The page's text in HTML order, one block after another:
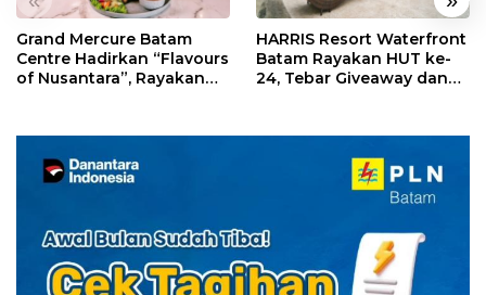
Grand Mercure Batam
Centre Hadirkan “Flavours
of Nusantara”, Rayakan
HARRIS Resort Waterfront
Batam Rayakan HUT ke-
24, Tebar Giveaway dan